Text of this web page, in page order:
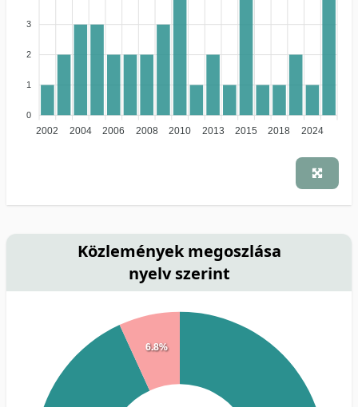
3
2
1
0
2002 2004 2006 2008 2010 2013 2015 2018 2024
Közlemények megoszlása
nyelv szerint
6.8%